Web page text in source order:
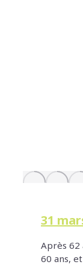
31
Après 62
60 ans,